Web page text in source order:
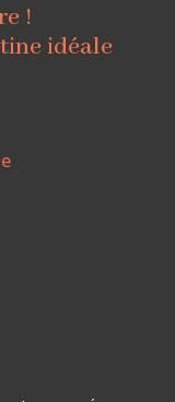
!
idéale